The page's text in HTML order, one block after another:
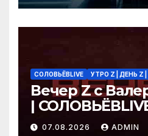
СОЛОВЬЁВLIVE УТРО Z | ДЕНЬ Z |
Вечер Z с
|
2026 года
07.08.2026 ADMIN